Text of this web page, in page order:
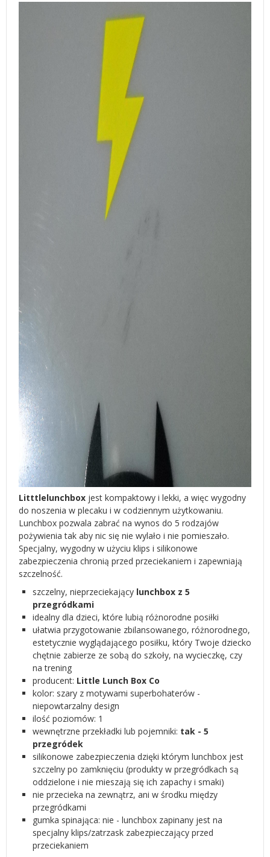
Litttlelunchbox jest kompaktowy i lekki, a więc wygodny
do noszenia w plecaku i w codziennym użytkowaniu.
Lunchbox pozwala zabrać na wynos do 5 rodzajów
pożywienia tak aby nic się nie wylało i nie pomieszało.
Specjalny, wygodny w użyciu klips i silikonowe
zabezpieczenia chronią przed przeciekaniem i zapewniają
szczelność.
szczelny, nieprzeciekający lunchbox z 5
przegródkami
idealny dla dzieci, które lubią różnorodne posiłki
ułatwia przygotowanie zbilansowanego, różnorodnego,
estetycznie wyglądającego posiłku, który Twoje dziecko
chętnie zabierze ze sobą do szkoły, na wycieczkę, czy
na trening
producent: Little Lunch Box Co
kolor: szary z motywami superbohaterów -
niepowtarzalny design
ilość poziomów: 1
wewnętrzne przekładki lub pojemniki: tak - 5
przegródek
silikonowe zabezpieczenia dzięki którym lunchbox jest
szczelny po zamknięciu (produkty w przegródkach są
oddzielone i nie mieszają się ich zapachy i smaki)
nie przecieka na zewnątrz, ani w środku między
przegródkami
gumka spinająca: nie - lunchbox zapinany jest na
specjalny klips/zatrzask zabezpieczający przed
przeciekaniem